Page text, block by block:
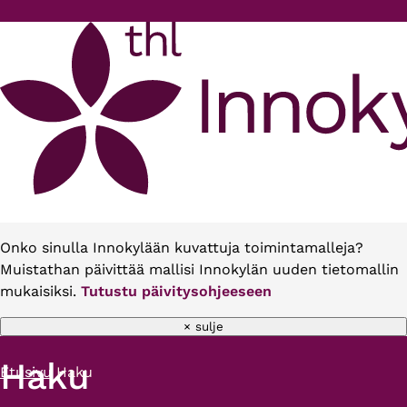
Onko sinulla Innokylään kuvattuja toimintamalleja?
Muistathan päivittää mallisi Innokylän uuden tietomallin
mukaisiksi. Tutustu päivitysohjeeseen
× sulje
Murupolku
Etusivu Haku
Haku